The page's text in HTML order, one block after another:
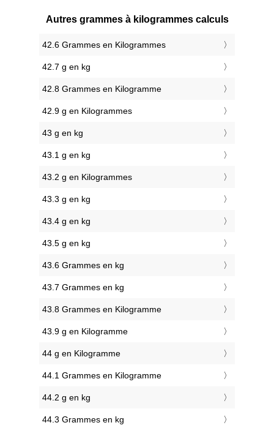
Autres grammes à kilogrammes calculs
42.6 Grammes en Kilogrammes
42.7 g en kg
42.8 Grammes en Kilogramme
42.9 g en Kilogrammes
43 g en kg
43.1 g en kg
43.2 g en Kilogrammes
43.3 g en kg
43.4 g en kg
43.5 g en kg
43.6 Grammes en kg
43.7 Grammes en kg
43.8 Grammes en Kilogramme
43.9 g en Kilogramme
44 g en Kilogramme
44.1 Grammes en Kilogramme
44.2 g en kg
44.3 Grammes en kg